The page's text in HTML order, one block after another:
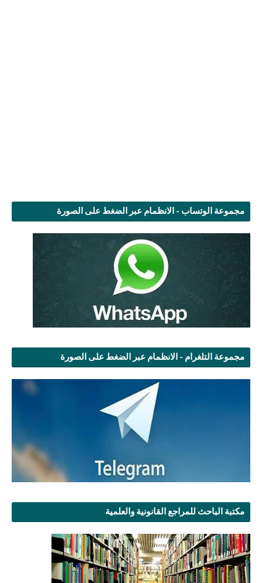
مجموعة الوتساب - الانظمام عبر الضغط على الصورة
مجموعة التلغرام - الانظمام عبر الضغط على الصورة
مكتبة الباحث للمراجع القانونية والعلمية